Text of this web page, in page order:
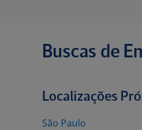
Buscas de
Localizações
São Paulo